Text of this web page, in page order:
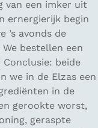
van een imker uit
ernergierijk begin
’s avonds de
bestellen een
beide
we in de Elzas een
in de
gerookte worst,
geraspte